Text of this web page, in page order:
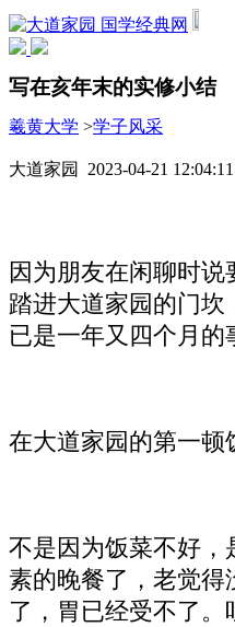
国学经典网
写在亥年末的实修小结
羲黄大学 >学子风采
大道家园 2023-04-21 12:04:11
因为朋友在闲聊时
踏进大道家园的门坎
已是一年又四个月的
在大道家园的第一顿
不是因为饭菜不好，
素的晚餐了，老觉得
了，胃已经受不了